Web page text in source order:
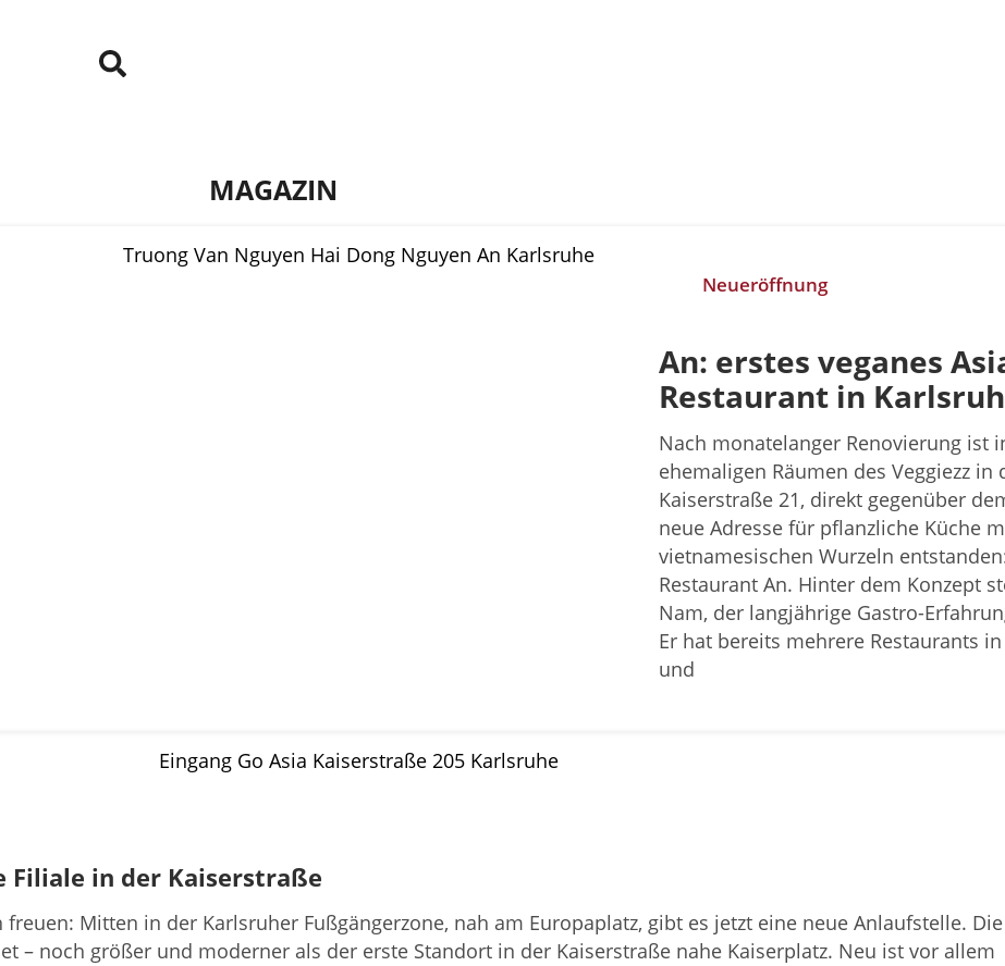
MAGAZIN
Neueröffnung
An: erstes veganes
Restaurant in
Nach monatelanger Renovierung ist
ehemaligen Räumen des Veggiezz in
Kaiserstraße 21, direkt gegenüber
neue Adresse für pflanzliche Küche
vietnamesischen Wurzeln
Restaurant An. Hinter dem Konzept
Nam, der langjährige Gastro-
Er hat bereits mehrere Restaurants
und
Filiale in der Kaiserstraße
Mitten in der Karlsruher Fußgängerzone, nah am Europaplatz, gibt es jetzt eine neue Anlaufstelle. Die
– noch größer und moderner als der erste Standort in der Kaiserstraße nahe Kaiserplatz. Neu ist vor allem